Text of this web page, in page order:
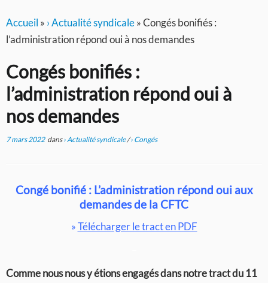
Accueil » › Actualité syndicale»Congés bonifiés :
l’administration répond oui à nos demandes
Congés bonifiés :
l’administration répond oui à
nos demandes
7 mars 2022dans› Actualité syndicale/› Congés
Congé bonifié : L’administration répond oui aux
demandes de la CFTC
»Télécharger le tract en PDF
Comme nous nous y étions engagés dans notre tract du 11